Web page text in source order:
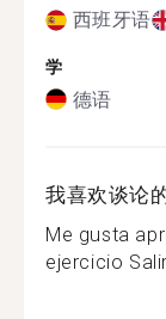
西班牙语
学
德语
我喜欢谈论
Me gusta
ejercicio